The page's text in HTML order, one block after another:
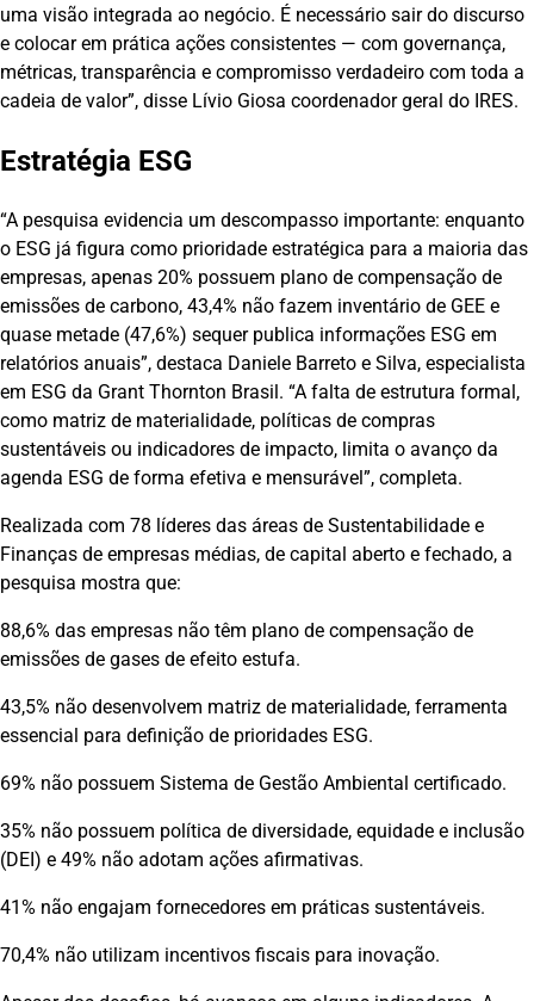
uma visão integrada ao negócio. É necessário sair do discurso
e colocar em prática ações consistentes — com governança,
métricas, transparência e compromisso verdadeiro com toda a
cadeia de valor”, disse Lívio Giosa coordenador geral do IRES.
Estratégia ESG
“A pesquisa evidencia um descompasso importante: enquanto
o ESG já figura como prioridade estratégica para a maioria das
empresas, apenas 20% possuem plano de compensação de
emissões de carbono, 43,4% não fazem inventário de GEE e
quase metade (47,6%) sequer publica informações ESG em
relatórios anuais”, destaca Daniele Barreto e Silva, especialista
em ESG da Grant Thornton Brasil. “A falta de estrutura formal,
como matriz de materialidade, políticas de compras
sustentáveis ou indicadores de impacto, limita o avanço da
agenda ESG de forma efetiva e mensurável”, completa.
Realizada com 78 líderes das áreas de Sustentabilidade e
Finanças de empresas médias, de capital aberto e fechado, a
pesquisa mostra que:
88,6% das empresas não têm plano de compensação de
emissões de gases de efeito estufa.
43,5% não desenvolvem matriz de materialidade, ferramenta
essencial para definição de prioridades ESG.
69% não possuem Sistema de Gestão Ambiental certificado.
35% não possuem política de diversidade, equidade e inclusão
(DEI) e 49% não adotam ações afirmativas.
41% não engajam fornecedores em práticas sustentáveis.
70,4% não utilizam incentivos fiscais para inovação.